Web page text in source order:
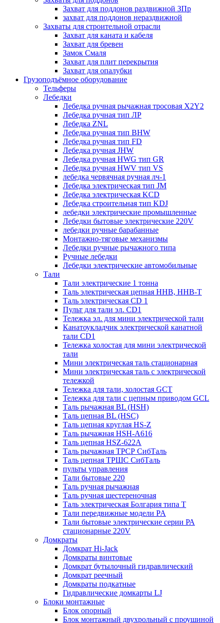
Захват для поддонов раздвижной ЗПр
захват для поддонов нераздвижной
Захваты для строительной отрасли
Захват для каната и кабеля
Захват для бревен
Замок Смаля
Захват для плит перекрытия
Захват для опалубки
Грузоподъёмное оборудование
Тельферы
Лебедки
Лебедка ручная рычажная тросовая X2Y2
Лебедка ручная тип ЛР
Лебедка ZNL
Лебедка ручная тип BHW
Лебедка ручная тип FD
Лебедка ручная JHW
Лебедка ручная HWG тип GR
Лебедка ручная HWV тип VS
лебедка червячная ручная лч-1
Лебедка электрическая тип JM
Лебедка электрическая KCD
Лебедка строительная тип KDJ
лебедки электрические промышленные
Лебедки бытовые электрические 220V
лебедки ручные барабанные
Монтажно-тяговые механизмы
Лебедки ручные рычажного типа
Ручные лебедки
Лебедки электрические автомобильные
Тали
Тали электрические 1 тонна
Таль электрическая цепная ННВ, ННВ-Т
Таль электрическая CD 1
Пульт для тали эл. CD1
Тележка эл. для мини электрической тали
Канатоукладчик электрической канатной
тали CD1
Тележка холостая для мини электрической
тали
Мини электрическая таль стационарная
Мини электрическая таль с электрической
тележкой
Тележка для тали, холостая GCT
Тележка для тали с цепным приводом GCL
Таль рычажная BL (HSH)
Таль цепная BL (HSC)
Таль цепная круглая HS-Z
Таль рычажная HSH-A616
Таль цепная HSZ-622A
Таль рычажная ТРСР СибТаль
Таль цепная ТРШС СибТаль
пульты управления
Тали бытовые 220
Таль ручная рычажная
Таль ручная шестереночная
Таль электрическая Болгария типа Т
Тали передвижные модели PA
Тали бытовые электрические серии РА
стационарные 220V
Домкраты
Домкрат Hi-Jack
Домкраты винтовые
Домкрат бутылочный гидравлический
Домкрат реечный
Домкраты подкатные
Гидравлические домкарты LJ
Блоки монтажные
Блок опорный
Блок монтажный двухрольный с проушиной